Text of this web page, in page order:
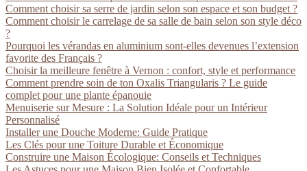
Comment choisir sa serre de jardin selon son espace et son budget ?
Comment choisir le carrelage de sa salle de bain selon son style déco
?
Pourquoi les vérandas en aluminium sont-elles devenues l’extension
favorite des Français ?
Choisir la meilleure fenêtre à Vernon : confort, style et performance
Comment prendre soin de ton Oxalis Triangularis ? Le guide
complet pour une plante épanouie
Menuiserie sur Mesure : La Solution Idéale pour un Intérieur
Personnalisé
Installer une Douche Moderne: Guide Pratique
Les Clés pour une Toiture Durable et Économique
Construire une Maison Écologique: Conseils et Techniques